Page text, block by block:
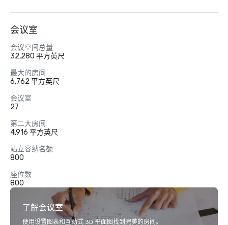
会议室
会议空间总量
32,280 平方英尺
最大的房间
6,762 平方英尺
会议室
27
第二大房间
4,916 平方英尺
站立容纳名额
800
座位数
800
了解会议室
使用设置图表和互动式 3D 平面图找到完美的房间。